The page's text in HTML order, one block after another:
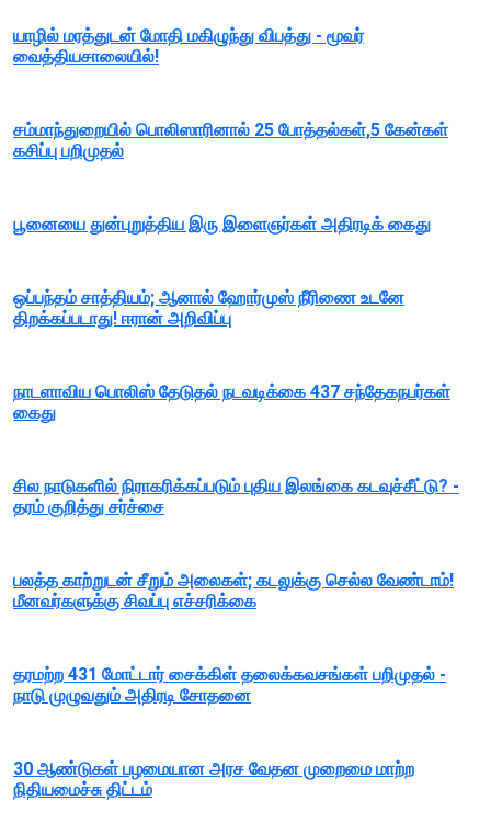
யாழில் மரத்துடன் மோதி மகிழுந்து விபத்து - மூவர்
வைத்தியசாலையில்!
சம்மாந்துறையில் பொலிஸாரினால் 25 போத்தல்கள்,5 கேன்கள்
கசிப்பு பறிமுதல்
பூனையை துன்புறுத்திய இரு இளைஞர்கள் அதிரடிக் கைது
ஒப்பந்தம் சாத்தியம்; ஆனால் ஹோர்முஸ் நீரிணை உடனே
திறக்கப்படாது! ஈரான் அறிவிப்பு
நாடளாவிய பொலிஸ் தேடுதல் நடவடிக்கை 437 சந்தேகநபர்கள்
கைது
சில நாடுகளில் நிராகரிக்கப்படும் புதிய இலங்கை கடவுச்சீட்டு? -
தரம் குறித்து சர்ச்சை
பலத்த காற்றுடன் சீறும் அலைகள்; கடலுக்கு செல்ல வேண்டாம்!
மீனவர்களுக்கு சிவப்பு எச்சரிக்கை
தரமற்ற 431 மோட்டார் சைக்கிள் தலைக்கவசங்கள் பறிமுதல் -
நாடு முழுவதும் அதிரடி சோதனை
30 ஆண்டுகள் பழமையான அரச வேதன முறைமை மாற்ற
நிதியமைச்சு திட்டம்